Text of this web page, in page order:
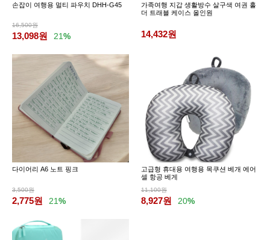
손잡이 여행용 멀티 파우치 DHH-G45
16,500원
13,098원 21%
가족여행 지갑 생활방수 살구색 여권 홀
더 트래블 케이스 올인원
14,432원
다이어리 A6 노트 핑크
3,500원
2,775원 21%
고급형 휴대용 여행용 목쿠션 베개 에어
셀 항공 베게
11,100원
8,927원 20%